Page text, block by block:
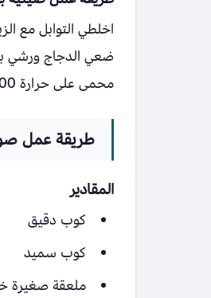
اخلطي التوابل مع
ضعي الدجاج ورشي
محمى على حرارة 200 درجة لمدة تتراوح بين 30 إلى 45 دقيقة حتى تنضج جميع المكونات.
طريقة عمل
المقادير
كوب دقيق
كوب سميد
ملعقة صغيرة